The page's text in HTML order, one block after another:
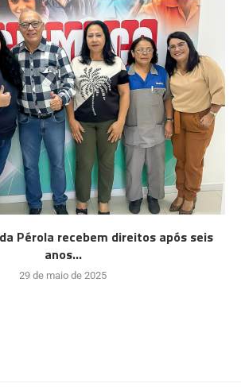
Pérola recebem direitos após seis
anos...
29 de maio de 2025